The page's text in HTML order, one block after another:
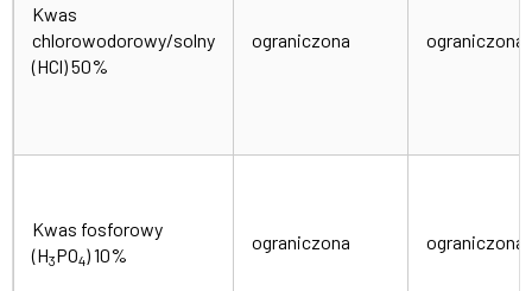
Kwas
chlorowodorowy/solny
(HCl) 50%
ograniczona ograniczona
Kwas fosforowy
(H3PO4) 10%
ograniczona ograniczona